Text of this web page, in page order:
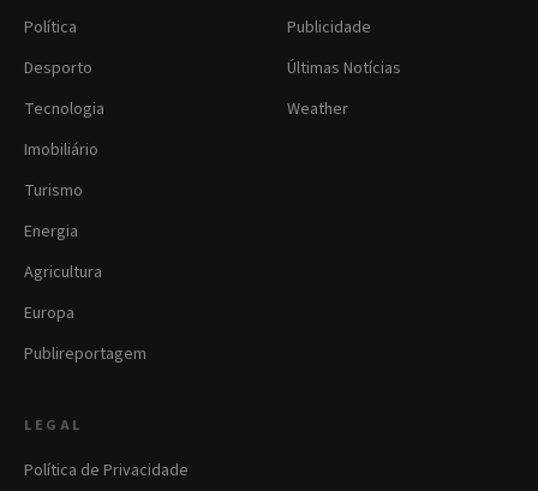
Política
Desporto
Tecnologia
Imobiliário
Turismo
Energia
Agricultura
Europa
Publireportagem
Publicidade
Últimas Notícias
Weather
LEGAL
Política de Privacidade